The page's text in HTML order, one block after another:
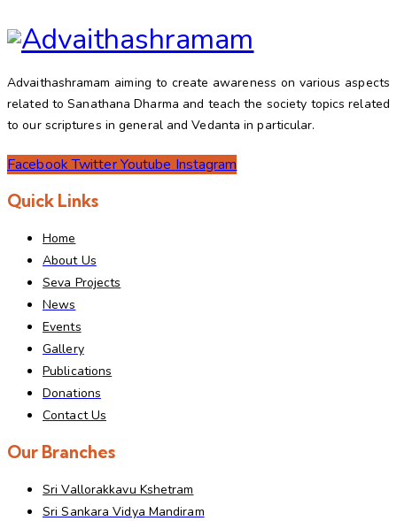
Advaithashramam aiming to create awareness on various aspects
related to Sanathana Dharma and teach the society topics related
to our scriptures in general and Vedanta in particular.
Facebook TwitterYoutube Instagram
Quick Links
Home
About Us
Seva Projects
News
Events
Gallery
Publications
Donations
Contact Us
Our Branches
Sri Vallorakkavu Kshetram
Sri Sankara Vidya Mandiram